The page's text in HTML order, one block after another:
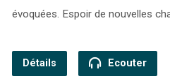
évoquées. Espoir de nouvelles
Détails Ecouter